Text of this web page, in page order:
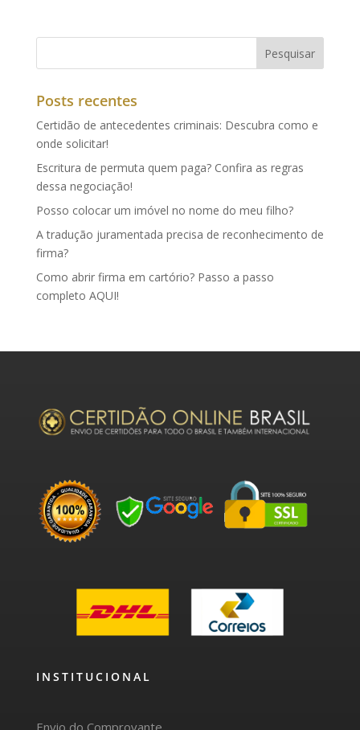
Posts recentes
Certidão de antecedentes criminais: Descubra como e
onde solicitar!
Escritura de permuta quem paga? Confira as regras
dessa negociação!
Posso colocar um imóvel no nome do meu filho?
A tradução juramentada precisa de reconhecimento de
firma?
Como abrir firma em cartório? Passo a passo
completo AQUI!
INSTITUCIONAL
Envio do Comprovante